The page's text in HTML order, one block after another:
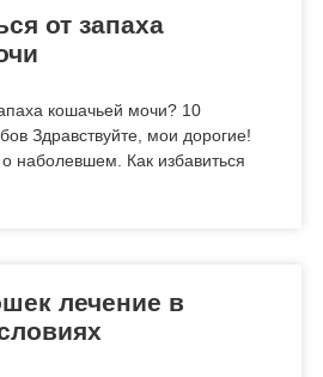
от запаха
кошачьей мочи? 10
Здравствуйте, мои дорогие!
наболевшем. Как избавиться
лечение в